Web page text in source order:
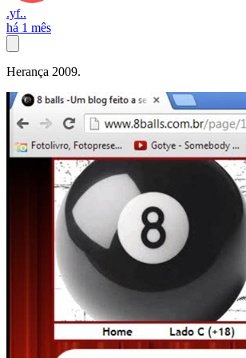
.yf..
há 1 mês
Herança 2009.